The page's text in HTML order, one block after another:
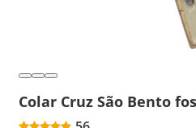
Colar Cruz São Bento